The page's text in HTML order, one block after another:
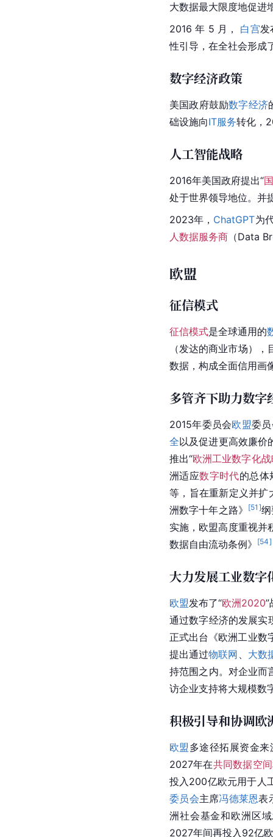
大数据最大限度地促进
2016 年 5 月， 白宫发
性引导，在全社会形成
数字经济政策
美国政府鼓励数字经济
础设施向IT服务转化，
人工智能战略
2016年美国政府提出“
处于世界领导地位。并
2023年， ChatGPT为
人数据服务商 （Data
欧盟
征信模式
征信模式是全球通用的
（发达的商业市场）
数据，构成全面信用画
多管齐下助力数字
2015年委员会欧盟委
全以及促进更高效廉价
推出“欧洲工业数字化
洲适应数字时代的总体
等，旨在重新定义并扩
洲数字十年之路》
[51 ]
实施，欧盟高度重视并
数据自由流动条例》
[54]
大力发展工业数字
欧盟发布了“欧洲2020”
通过数字经济的发展实
正式出台《欧洲工业数
提出通过物联网
大数
持范围之内。对企业而
访企业支持将大规模数
积极引导和协调欧
欧盟 多途径拓展资金
2027年在共同数据空间
投入200亿欧元用于人
委员会主席冯德莱恩表
洲社会基金和欧洲区
2027年间再投入92亿